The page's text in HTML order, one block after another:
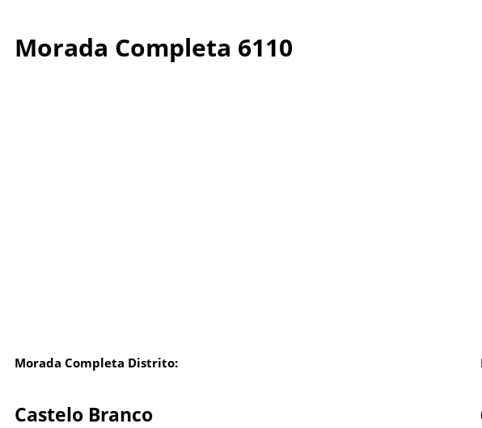
Morada Completa 6110
Morada Completa Distrito:
Castelo Branco